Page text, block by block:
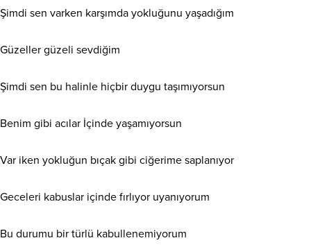
Şimdi sen varken karşımda yokluğunu yaşadığım
Güzeller güzeli sevdiğim
Şimdi sen bu halinle hiçbir duygu taşımıyorsun
Benim gibi acılar İçinde yaşamıyorsun
Var iken yokluğun bıçak gibi ciğerime saplanıyor
Geceleri kabuslar içinde fırlıyor uyanıyorum
Bu durumu bir türlü kabullenemiyorum